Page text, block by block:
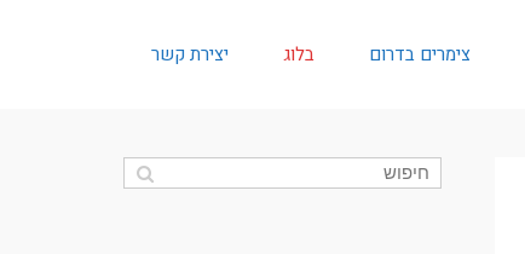
צימרים בדרום בלוג יצירת קשר